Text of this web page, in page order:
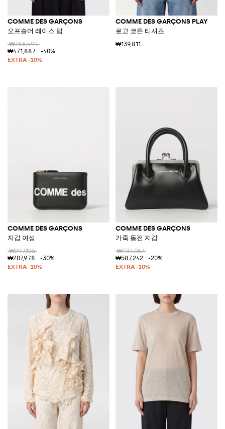
COMME DES GARÇONS
오프숄더 레이스 탑
₩786,494
₩471,887
-40%
COMME DES GARÇONS PLAY
로고 코튼 티셔츠
₩139,811
COMME DES GARÇONS
지갑 여성
₩297,106
₩207,978
-30%
COMME DES GARÇONS
가죽 동전 지갑
₩734,057
₩587,242
-20%